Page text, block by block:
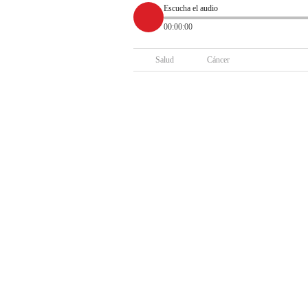
Escucha el audio
00:00:00
Salud Cáncer